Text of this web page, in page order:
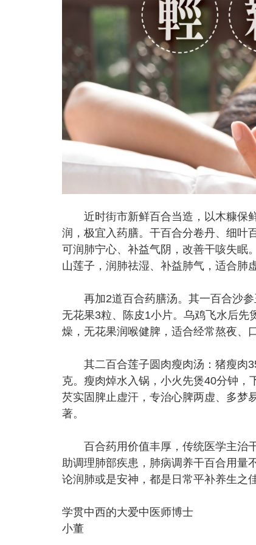
近时街市新鲜百合当造，以木糠保鲜
润，极宜入药膳。干百合分卷丹、细叶
可润肺宁心、补益气阴，改善干咳失眠
山莲子，润肺祛湿、补益肺气，适合肺
再加2道百合药膳汤。其一百合沙参
无花果3粒、陈皮1小片。乌鸡飞水后先
燥，无花果润喉健脾，适合经常熬夜、
其二百合莲子圆肉瘦肉汤：猪瘦肉
克。瘦肉焯水入锅，小火先煲40分钟，
芡实固脾止虚汗，专治心脾两虚、多梦
著。
百合药用价值丰厚，传统医学主治干
助调理肺部疾患，肺病调养干百合用量
论润肺或是安神，都是日常平补养生之佳
学贯中西的大爱中医师博士
小董